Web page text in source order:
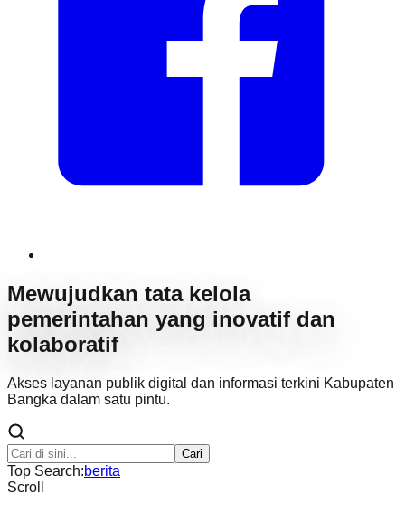
Mewujudkan tata kelola
pemerintahan yang inovatif dan
kolaboratif
Akses layanan publik digital dan informasi terkini Kabupaten
Bangka dalam satu pintu.
Cari
Top Search:berita
Scroll